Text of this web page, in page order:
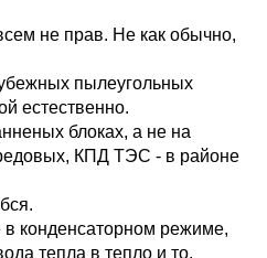
не прав. Не как обычно,
пылеугольных
естественно.
блоках, а не на
КПД ТЭС - в районе
конденсаторном режиме,
тепла в тепло и то,